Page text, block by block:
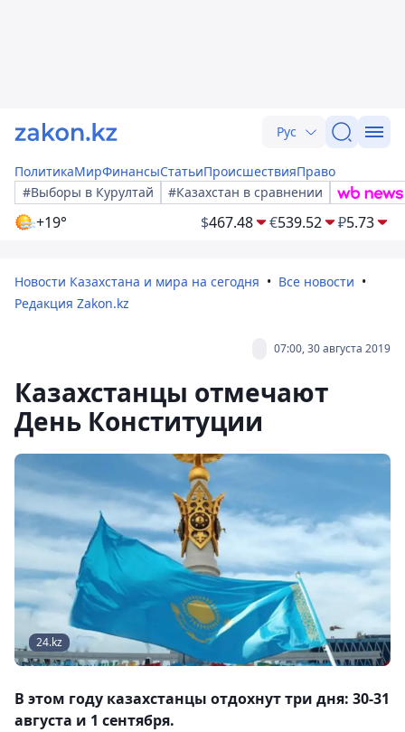
Рус
ПолитикаМирФинансыСтатьиПроисшествияПраво
#Выборы в Курултай
#Казахстан в сравнении
+19° $467.48 €539.52 ₽5.73
Новости Казахстана и мира на сегодня
Все новости
Редакция Zakon.kz
07:00, 30 августа 2019
Казахстанцы отмечают
День Конституции
24.kz
В этом году казахстанцы отдохнут три дня: 30-31
августа и 1 сентября.